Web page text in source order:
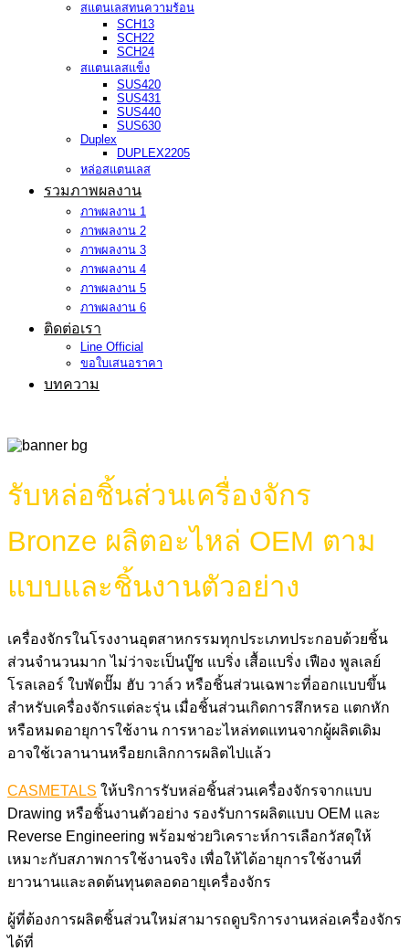
สแตนเลสทนความร้อน
SCH13
SCH22
SCH24
สแตนเลสแข็ง
SUS420
SUS431
SUS440
SUS630
Duplex
DUPLEX2205
หล่อสแตนเลส
รวมภาพผลงาน
ภาพผลงาน 1
ภาพผลงาน 2
ภาพผลงาน 3
ภาพผลงาน 4
ภาพผลงาน 5
ภาพผลงาน 6
ติดต่อเรา
Line Official
ขอใบเสนอราคา
บทความ
รับหล่อชิ้นส่วนเครื่องจักร
Bronze ผลิตอะไหล่ OEM ตาม
แบบและชิ้นงานตัวอย่าง
เครื่องจักรในโรงงานอุตสาหกรรมทุกประเภทประกอบด้วยชิ้น
ส่วนจำนวนมาก ไม่ว่าจะเป็นบู๊ช แบริ่ง เสื้อแบริ่ง เฟือง พูลเลย์
โรลเลอร์ ใบพัดปั๊ม ฮับ วาล์ว หรือชิ้นส่วนเฉพาะที่ออกแบบขึ้น
สำหรับเครื่องจักรแต่ละรุ่น เมื่อชิ้นส่วนเกิดการสึกหรอ แตกหัก
หรือหมดอายุการใช้งาน การหาอะไหล่ทดแทนจากผู้ผลิตเดิม
อาจใช้เวลานานหรือยกเลิกการผลิตไปแล้ว
CASMETALS ให้บริการรับหล่อชิ้นส่วนเครื่องจักรจากแบบ
Drawing หรือชิ้นงานตัวอย่าง รองรับการผลิตแบบ OEM และ
Reverse Engineering พร้อมช่วยวิเคราะห์การเลือกวัสดุให้
เหมาะกับสภาพการใช้งานจริง เพื่อให้ได้อายุการใช้งานที่
ยาวนานและลดต้นทุนตลอดอายุเครื่องจักร
ผู้ที่ต้องการผลิตชิ้นส่วนใหม่สามารถดูบริการงานหล่อเครื่องจักร
ได้ที่